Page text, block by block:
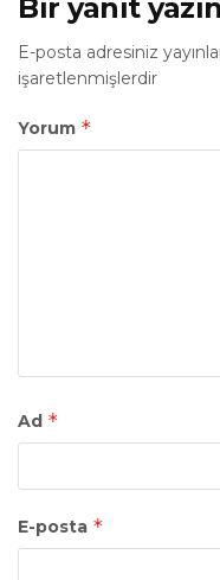
Bir yanıt yazın
E-posta adresiniz
işaretlenmişlerdir
Yorum *
Ad *
E-posta *